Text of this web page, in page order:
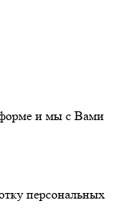
форме и мы с Вами
персональных